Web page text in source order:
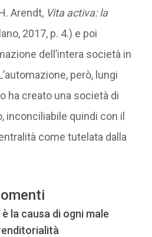
Arendt, Vita activa: la
2017, p. 4.) e poi
dell’intera società in
però, lungi
ha creato una società di
inconciliabile quindi con il
come tutelata dalla
la causa di ogni male